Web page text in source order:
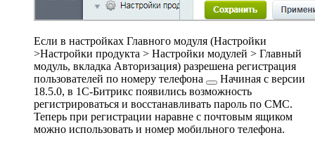
Если в настройках Главного модуля (Настройки
>Настройки продукта > Настройки модулей > Главный
модуль, вкладка Авторизация) разрешена регистрация
пользователей по номеру телефона
Начиная с версии
18.5.0, в 1С-Битрикс появились возможность
регистрироваться и восстанавливать пароль по СМС.
Теперь при регистрации наравне с почтовым ящиком
можно использовать и номер мобильного телефона.